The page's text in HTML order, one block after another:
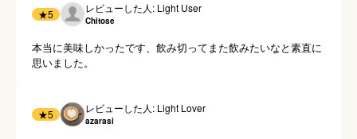
★5 レビューした人: Light User
Chitose
本当に美味しかったです、飲み切ってまた飲みたいなと素直に
思いました。
★5 レビューした人: Light Lover
azarasi